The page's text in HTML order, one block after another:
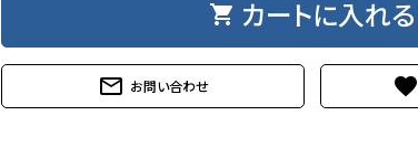
shopping_cart カートに入れる
mail_outline お問い合わせ favorite